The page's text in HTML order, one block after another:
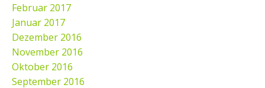
Februar 2017
Januar 2017
Dezember 2016
November 2016
Oktober 2016
September 2016